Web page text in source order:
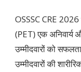
OSSSC CRE 2026
(PET) एक अनिवार्य
उम्मीदवारों को
उम्मीदवारों की